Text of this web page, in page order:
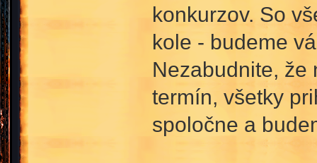
konkurzov. So
kole - budeme
Nezabudnite, že
termín, všetky
spoločne a